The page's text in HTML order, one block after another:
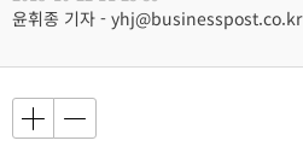
윤휘종 기자 - yhj@businesspost.co.kr